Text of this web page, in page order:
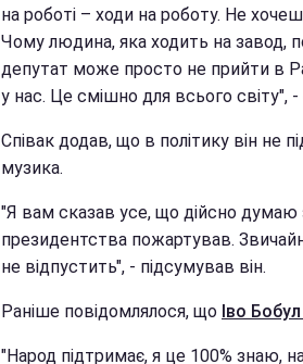
на роботі – ходи на роботу. Не
Чому людина, яка ходить на завод,
депутат може просто не прийти в
у нас. Це смішно для всього світу",
Співак додав, що в політику він не
музика.
"Я вам сказав усе, що дійсно думаю
президентства пожартував.
не відпустить", - підсумував він.
Раніше повідомлялося, що Іво
"Народ підтримає, я це 100% знаю,